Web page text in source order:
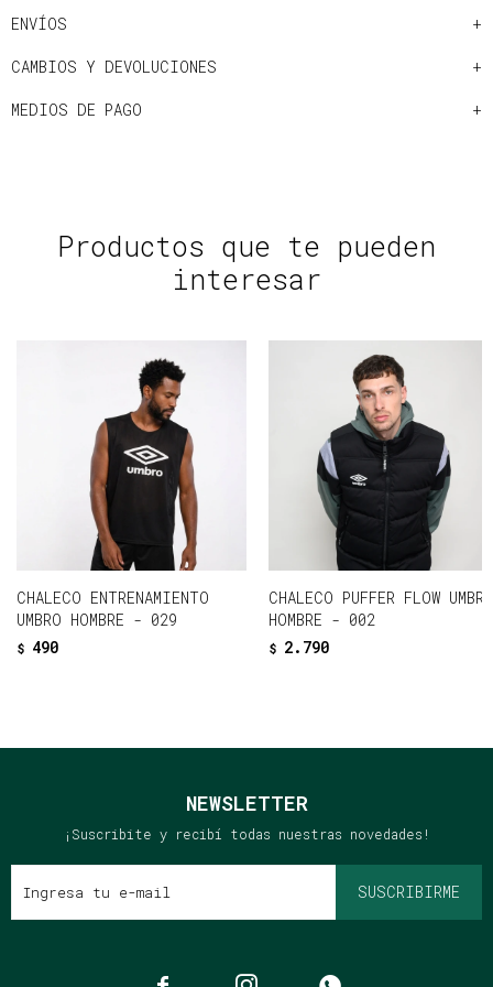
ENVÍOS
CAMBIOS Y DEVOLUCIONES
MEDIOS DE PAGO
Productos que te pueden
interesar
CHALECO ENTRENAMIENTO
UMBRO HOMBRE - 029
$ 490
CHALECO PUFFER FLOW UMBRO
HOMBRE - 002
$ 2.790
NEWSLETTER
¡Suscribite y recibí todas nuestras novedades!
SUSCRIBIRME